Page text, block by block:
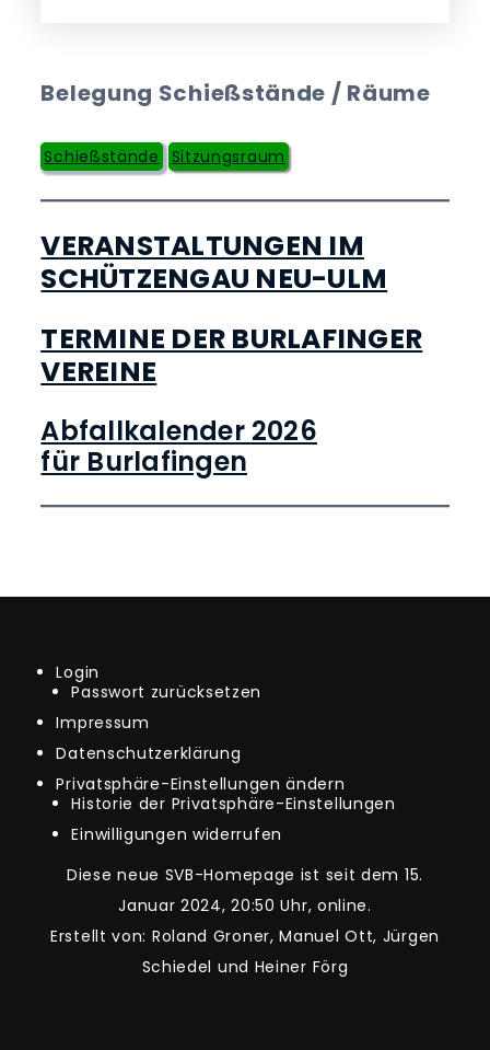
Belegung Schießstände / Räume
Schießstände Sitzungsraum
VERANSTALTUNGEN IM
SCHÜTZENGAU NEU-ULM
TERMINE DER BURLAFINGER
VEREINE
Abfallkalender 2026
für Burlafingen
Login
Passwort zurücksetzen
Impressum
Datenschutzerklärung
Privatsphäre-Einstellungen ändern
Historie der Privatsphäre-Einstellungen
Einwilligungen widerrufen
Diese neue SVB-Homepage ist seit dem 15.
Januar 2024, 20:50 Uhr, online.
Erstellt von: Roland Groner, Manuel Ott, Jürgen
Schiedel und Heiner Förg